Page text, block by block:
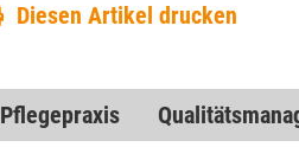
Diesen Artikel drucken
Pflegepraxis